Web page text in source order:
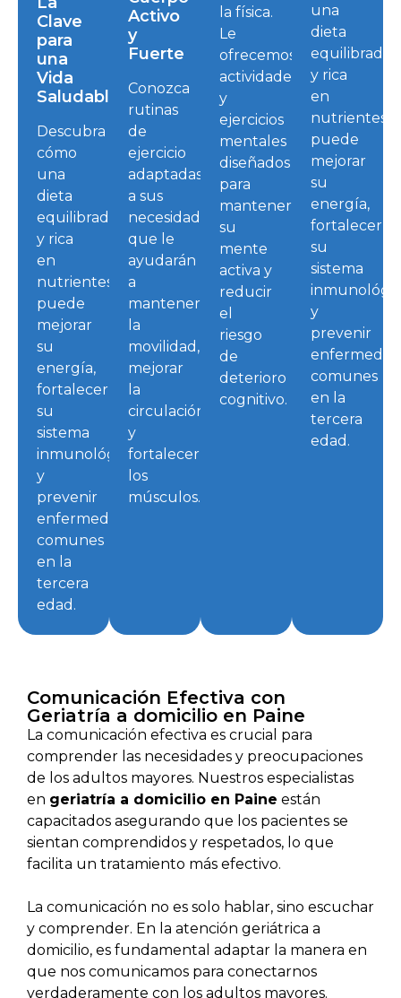
Clave
para
una
Vida
Saludable
Descubra
cómo
una
dieta
equilibrada
y rica
en
nutrientes
puede
mejorar
su
energía,
fortalecer
su
sistema
inmunológico
y
prevenir
enfermedades
comunes
en la
tercera
edad.
Activo
y
Fuerte
Conozca
rutinas
de
ejercicio
adaptadas
a sus
necesidades
que le
ayudarán
a
mantener
la
movilidad,
mejorar
la
circulación
y
fortalecer
los
músculos.
la física.
Le
ofrecemos
actividades
y
ejercicios
mentales
diseñados
para
mantener
su
mente
activa y
reducir
el
riesgo
de
deterioro
cognitivo.
una
dieta
equilibrada
y rica
en
nutrientes
puede
mejorar
su
energía,
fortalecer
su
sistema
y
prevenir
comunes
en la
tercera
edad.
Comunicación Efectiva con
Geriatría a domicilio en Paine
La comunicación efectiva es crucial para
comprender las necesidades y preocupaciones
de los adultos mayores. Nuestros especialistas
en geriatría a domicilio en Paine están
capacitados asegurando que los pacientes se
sientan comprendidos y respetados, lo que
facilita un tratamiento más efectivo.
La comunicación no es solo hablar, sino escuchar
y comprender. En la atención geriátrica a
domicilio, es fundamental adaptar la manera en
que nos comunicamos para conectarnos
verdaderamente con los adultos mayores.